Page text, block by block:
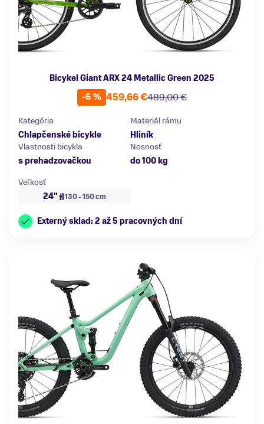
Bicykel Giant ARX 24 Metallic Green 2025
-6 %
489,00 €
459,66 €
Kategória
Chlapčenské bicykle
Materiál rámu
Hliník
Vlastnosti bicykla
s prehadzovačkou
Nosnosť
do 100 kg
Veľkosť
24"
130 - 150 cm
Externý sklad: 2 až 5 pracovných dní